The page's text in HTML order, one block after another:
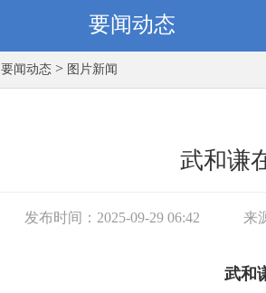
要闻动态
要闻动态 > 图片新闻
武和谦
发布时间：2025-09-29 06:42 来
武和